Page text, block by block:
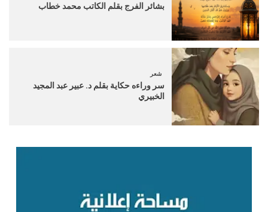
بشائر الفرج بقلم الكاتب محمد خطاب
شعر
سر وراءه حكاية بقلم د. عبير عبد المجيد
الخبيري